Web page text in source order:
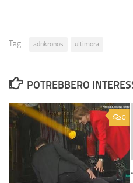
Tag: adnkronos ultimora
POTREBBERO
0